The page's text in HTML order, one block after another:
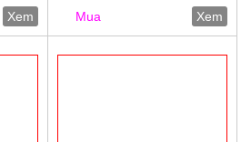
Xem Mua Xem